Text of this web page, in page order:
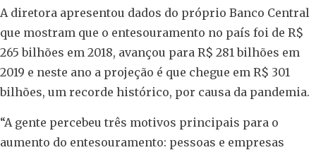
A diretora apresentou dados do próprio Banco Central
que mostram que o entesouramento no país foi de R$
265 bilhões em 2018, avançou para R$ 281 bilhões em
2019 e neste ano a projeção é que chegue em R$ 301
bilhões, um recorde histórico, por causa da pandemia.
“A gente percebeu três motivos principais para o
aumento do entesouramento: pessoas e empresas